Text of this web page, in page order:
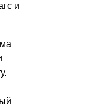
и